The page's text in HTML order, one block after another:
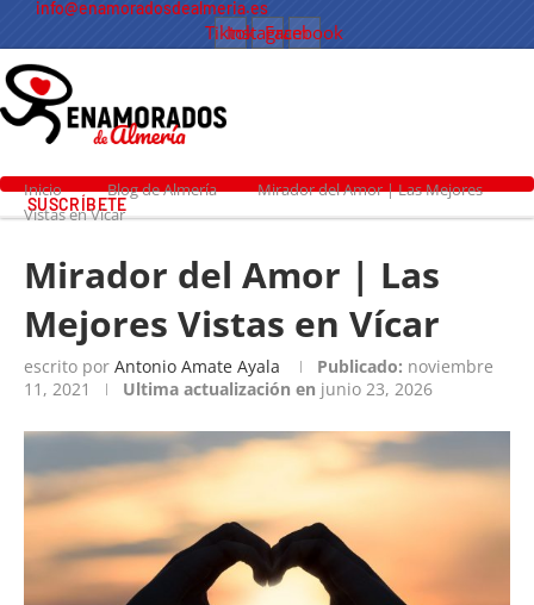
info@enamoradosdealmeria.es
Tiktok
Instagram
Facebook
SUSCRÍBETE
Inicio Blog de Almería
Mirador del Amor | Las Mejores
Vistas en Vícar
Mirador del Amor | Las
Mejores Vistas en Vícar
escrito por Antonio Amate Ayala Publicado: noviembre
11, 2021
Ultima actualización en junio 23, 2026